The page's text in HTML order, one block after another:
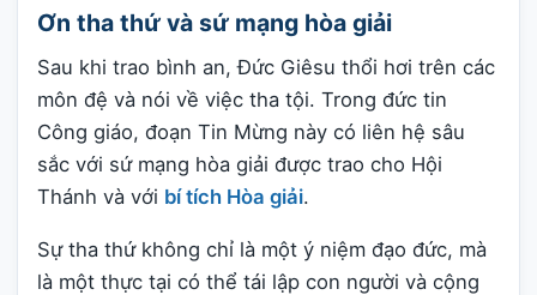
Ơn tha thứ và sứ mạng hòa giải
Sau khi trao bình an, Đức Giêsu thổi hơi trên các
môn đệ và nói về việc tha tội. Trong đức tin
Công giáo, đoạn Tin Mừng này có liên hệ sâu
sắc với sứ mạng hòa giải được trao cho Hội
Thánh và với bí tích Hòa giải.
Sự tha thứ không chỉ là một ý niệm đạo đức, mà
là một thực tại có thể tái lập con người và cộng